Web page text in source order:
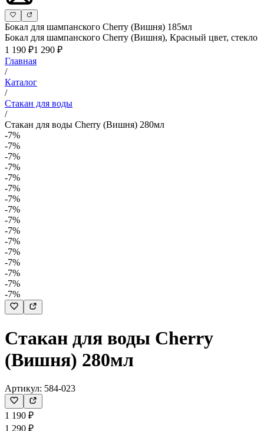
Бокал для шампанского Cherry (Вишня) 185мл
Бокал для шампанского Cherry (Вишня), Красный цвет, стекло
1 190 ₽1 290 ₽
Главная
/
Каталог
/
Стакан для воды
/
Стакан для воды Cherry (Вишня) 280мл
-7%
-7%
-7%
-7%
-7%
-7%
-7%
-7%
-7%
-7%
-7%
-7%
-7%
-7%
-7%
-7%
Стакан для воды Cherry
(Вишня) 280мл
Артикул: 584-023
1 190 ₽
1 290 ₽